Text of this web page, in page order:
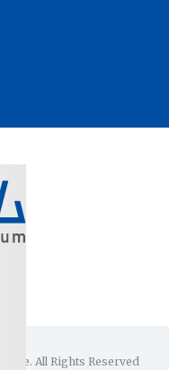
All Rights Reserved